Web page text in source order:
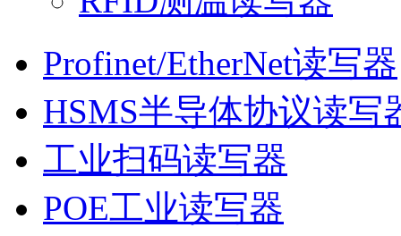
Profinet/EtherNet读写器
HSMS半导体协议读写
工业扫码读写器
POE工业读写器